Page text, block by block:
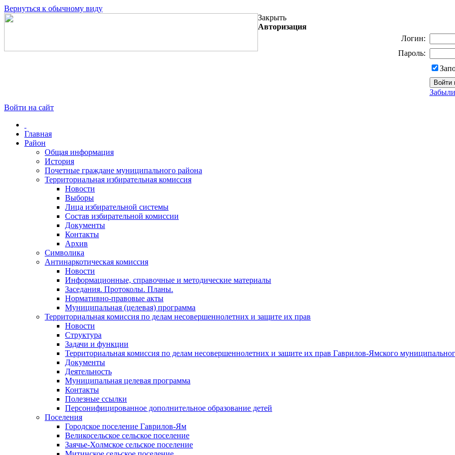
Вернуться к обычному виду
Закрыть
Авторизация
Логин:
Пароль:
Войти на сайт
Главная
Район
Общая информация
История
Почетные граждане муниципального района
Территориальная избирательная комиссия
Новости
Выборы
Лица избирательной системы
Состав избирательной комиссии
Документы
Контакты
Архив
Символика
Антинаркотическая комиссия
Новости
Информационные, справочные и методические материалы
Заседания. Протоколы. Планы.
Нормативно-правовые акты
Муниципальная (целевая) программа
Территориальная комиссия по делам несовершеннолетних и защите их прав
Новости
Структура
Задачи и функции
Территориальная комиссия по делам несовершеннолетних и защите их прав Гаврилов-Ямского
Документы
Деятельность
Муниципальная целевая программа
Контакты
Полезные ссылки
Персонифицированное дополнительное образование детей
Поселения
Городское поселение Гаврилов-Ям
Великосельское сельское поселение
Заячье-Холмское сельское поселение